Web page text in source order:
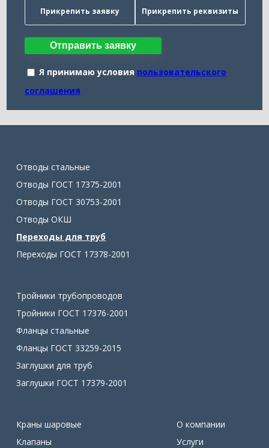
Прикрепить заявку Прикрепить реквизиты
Отправить заявку
Я принимаю условия пользовательского
соглашения
Отводы стальные
Отводы ГОСТ 17375-2001
Отводы ГОСТ 30753-2001
Отводы ОКШ
Переходы для труб
Переходы ГОСТ 17378-2001
Тройники трубопроводов
Тройники ГОСТ 17376-2001
Фланцы стальные
Фланцы ГОСТ 33259-2015
Заглушки для труб
Заглушки ГОСТ 17379-2001
Краны шаровые
Клапаны
О компании
Услуги